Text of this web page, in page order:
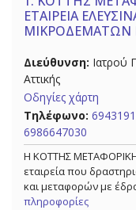
ΕΤΑΙΡΕΙΑ
ΜΙΚΡΟΔΕΜΑΤΩΝ
Διεύθυνση: Ιατρού
Αττικής
Οδηγίες χάρτη
Τηλέφωνο:
6986647030
Η ΚΟΤΤΗΣ ΜΕΤΑΦΟΡΙΚΗ
εταιρεία που
και μεταφορών με
πληροφορίες